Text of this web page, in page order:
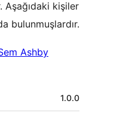
Aşağıdaki kişiler
bulunmuşlardır.
Ashby
1.0.0